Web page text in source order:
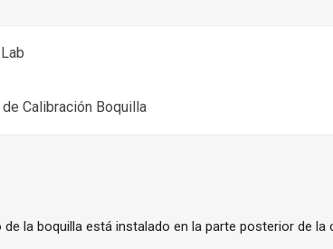
Calibración Boquilla
la boquilla está instalado en la parte posterior de la